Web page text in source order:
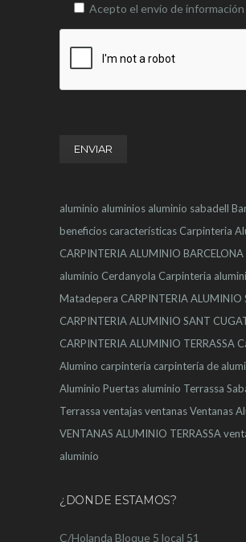
Acepto el envío de información
aluminio aluminios aluminio sabadell
beneficios características Carpinteria
CARPINTERIA ALUMINIO BARCELONA
aluminio Cerdanyola Carpinteria
Matadepera CARPINTERIA ALUMINIO
CARPINTERIA ALUMINIO SANT
CARPINTERIA ALUMINIO TERRASSA
Alumino carpintería carpintería de
Aluminio Puertas aluminio Terrassa
Terrassa ventajasventanasVentanas
VENTANAS ALUMINIO TERRASSA
aluminio
¿DONDE ESTAMOS?
C/Holanda Bloque 5 local 51